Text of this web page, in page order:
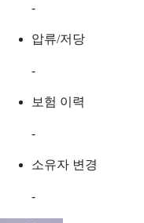
-
압류/저당
-
보험 이력
-
소유자 변경
-